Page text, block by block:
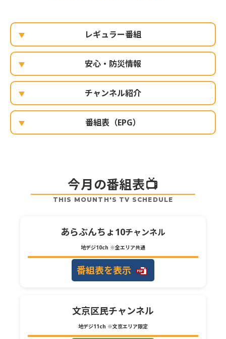
レギュラー番組
安心・防災情報
チャンネル紹介
番組表（EPG）
今月の番組表📺
THIS MOUNTH'S TV SCHEDULE
あらぶんちょ10チャンネル
地デジ10ch ※全エリア共通
番組表を表示
文京区民チャンネル
地デジ11ch ※文京エリア限定